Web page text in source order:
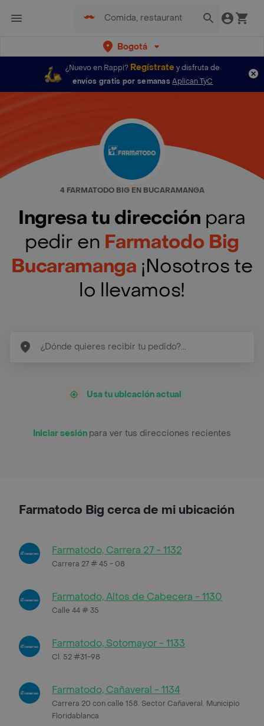
Bogotá
¿Nuevo en Rappi? Regístratey disfruta de
envíos gratis por semanas Aplican TyC
4 FARMATODO BIG EN BUCARAMANGA
Ingresa tu dirección para
pedir en Farmatodo Big
Bucaramanga ¡Nosotros te
lo llevamos!
Usa tu ubicación actual
Iniciar sesión para ver tus direcciones recientes
Farmatodo Big cerca de mi ubicación
Farmatodo, Carrera 27 - 1132
Carrera 27 # 45 - 08
Farmatodo, Altos de Cabecera - 1130
Calle 44 # 35
Farmatodo, Sotomayor - 1133
Cl. 52 #31-98
Farmatodo, Cañaveral - 1134
Carrera 20 con calle 158. Sector Cañaveral. Municipio
Floridablanca